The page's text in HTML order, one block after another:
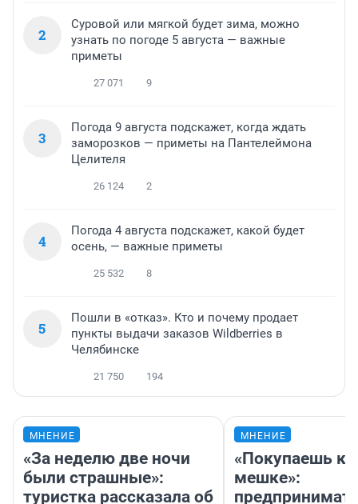
2
Суровой или мягкой будет зима, можно
узнать по погоде 5 августа — важные
приметы
27 071 9
3
Погода 9 августа подскажет, когда ждать
заморозков — приметы на Пантелеймона
Целителя
26 124 2
4
Погода 4 августа подскажет, какой будет
осень, — важные приметы
25 532 8
5
Пошли в «отказ». Кто и почему продает
пункты выдачи заказов Wildberries в
Челябинске
21 750 194
МНЕНИЕ
«За неделю две ночи
были страшные»:
туристка рассказала об
МНЕНИЕ
«Покупаешь
мешке»: